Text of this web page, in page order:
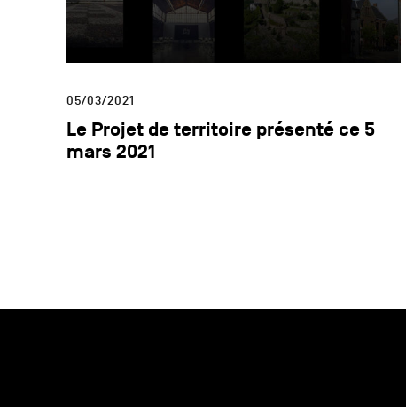
05/03/2021
Le Projet de territoire présenté ce 5
mars 2021